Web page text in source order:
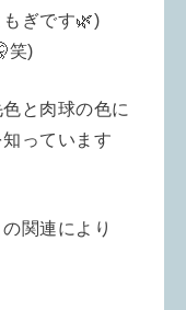
ぎです🌿)
笑)
と肉球の色に
っています
関連により